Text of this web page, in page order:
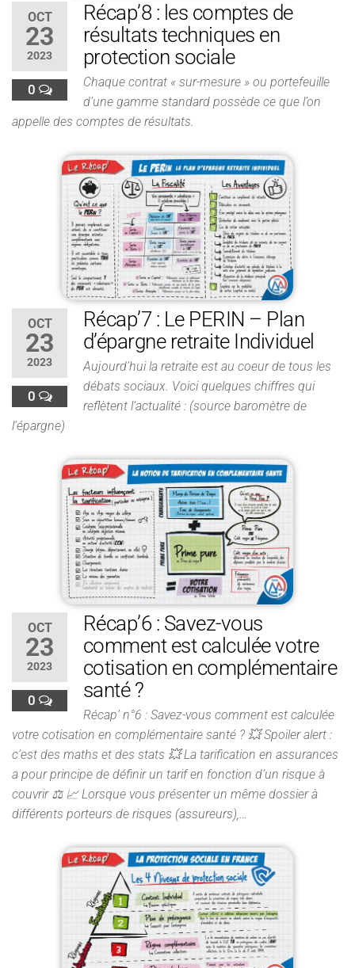
OCT
23
2023
0
Récap’8 : les comptes de
résultats techniques en
protection sociale
Chaque contrat « sur-mesure » ou portefeuille
d’une gamme standard possède ce que l’on
appelle des comptes de résultats.
OCT
23
2023
0
Récap’7 : Le PERIN – Plan
d’épargne retraite Individuel
Aujourd’hui la retraite est au coeur de tous les
débats sociaux. Voici quelques chiffres qui
reflètent l’actualité : (source baromètre de
l’épargne)
OCT
23
2023
0
Récap’6 : Savez-vous
comment est calculée votre
cotisation en complémentaire
santé ?
Récap’ n°6 : Savez-vous comment est calculée
votre cotisation en complémentaire santé ? 💥 Spoiler alert :
c’est des maths et des stats 💥 La tarification en assurances
a pour principe de définir un tarif en fonction d’un risque à
couvrir ⚖ 📈 Lorsque vous présenter un même dossier à
différents porteurs de risques (assureurs),…